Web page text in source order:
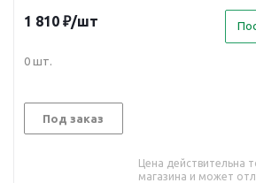
1 810 ₽/шт
0 шт.
Под заказ
Цена действительна
магазина и может